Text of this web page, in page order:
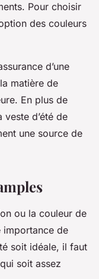
Pour choisir
des couleurs
d’une
matière de
En plus de
d’été de
une source de
ou la couleur de
importance de
soit idéale, il faut
soit assez